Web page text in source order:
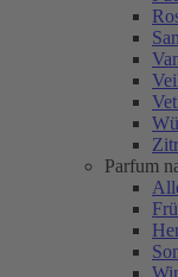
Parfum